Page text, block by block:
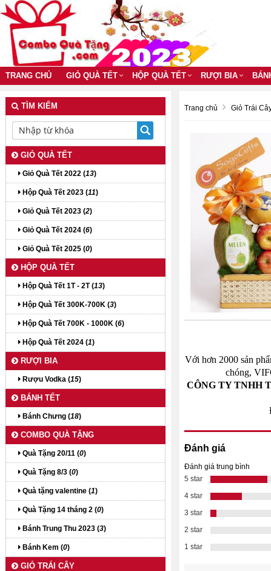
TRANG CHỦ GIỎ QUÀ TẾT HỘP QUÀ TẾT RƯỢI BIA
Trang chủ Giỏ Trái
Với hơn 2000 sản
chóng,
CÔNG TY TNHH
Đánh giá
Đánh giá trung bình
5 star
4 star
3 star
2 star
1 star
TÌM KIẾM
GIỎ QUÀ TẾT
Giỏ Quà Tết 2022 (13)
Hộp Quà Tết 2023 (11)
Giỏ Quà Tết 2023 (2)
Giỏ Quà Tết 2024 (6)
Giỏ Quà Tết 2025 (0)
HỘP QUÀ TẾT
Hộp Quà Tết 1T - 2T (13)
Hộp Quà Tết 300K-700K (3)
Hộp Quà Tết 700K - 1000K (6)
Hộp Quà Tết 2024 (1)
RƯỢI BIA
Rượu Vodka (15)
BÁNH TẾT
Bánh Chưng (18)
COMBO QUÀ TẶNG
Quà Tặng 20/11 (0)
Quà Tặng 8/3 (0)
Quà tặng valentine (1)
Quà Tặng 14 tháng 2 (0)
Bánh Trung Thu 2023 (3)
Bánh Kem (0)
GIỎ TRÁI CÂY